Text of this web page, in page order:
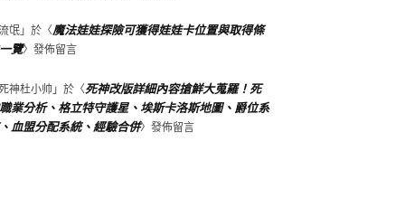
氓」於〈魔法娃娃探險可獲得娃娃卡位置與取得條
覽〉發佈留言
神杜小帅 」於〈死神改版詳細內容搶鮮大蒐羅！死
業分析、格立特守護星、埃斯卡洛斯地圖、爵位系
血盟分配系統、經驗合併〉發佈留言